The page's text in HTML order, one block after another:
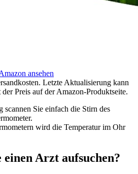
ansehen
Letzte Aktualisierung kann
Preis auf der Amazon-Produktseite.
scannen Sie einfach die Stirn des
wird die Temperatur im Ohr
einen Arzt aufsuchen?